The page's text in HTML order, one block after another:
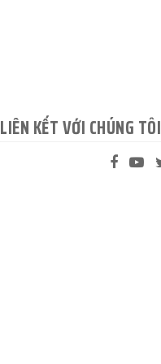
LIÊN KẾT VỚI CHÚNG TÔI